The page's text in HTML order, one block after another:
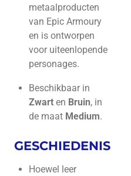
metaalproducten
van Epic Armoury
en is ontworpen
voor uiteenlopende
personages.
Beschikbaar in
Zwarten Bruin, in
de maat Medium.
GESCHIEDENIS
Hoewel leer